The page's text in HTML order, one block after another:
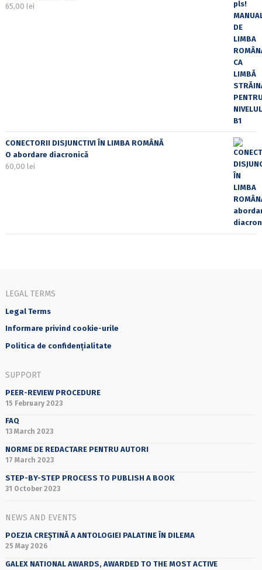
65,00 lei
CONECTORII DISJUNCTIVI ÎN LIMBA ROMÂNĂ
O abordare diacronică
60,00 lei
LEGAL TERMS
Legal Terms
Informare privind cookie-urile
Politica de confidențialitate
SUPPORT
PEER-REVIEW PROCEDURE
15 February 2023
FAQ
13 March 2023
NORME DE REDACTARE PENTRU AUTORI
17 March 2023
STEP-BY-STEP PROCESS TO PUBLISH A BOOK
31 October 2023
NEWS AND EVENTS
POEZIA CREȘTINĂ A ANTOLOGIEI PALATINE ÎN DILEMA
25 May 2026
GALEX NATIONAL AWARDS, AWARDED TO THE MOST ACTIVE